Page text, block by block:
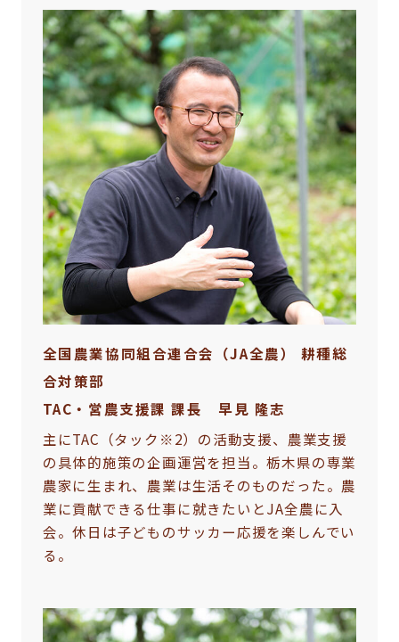
全国農業協同組合連合会（JA全農） 耕種総
合対策部
TAC・営農支援課 課長 早見 隆志
主にTAC（タック※2）の活動支援、農業支援
の具体的施策の企画運営を担当。栃木県の専業
農家に生まれ、農業は生活そのものだった。農
業に貢献できる仕事に就きたいとJA全農に入
会。休日は子どものサッカー応援を楽しんでい
る。